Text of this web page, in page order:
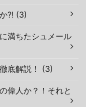
?! (3)
満ちたシュメール
底解説！ (3)
偉人か？！それと